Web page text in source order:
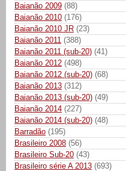
Baianão 2009 (88)
Baianão 2010 (176)
Baianão 2010 JR (23)
Baianão 2011 (388)
Baianão 2011 (sub-20) (41)
Baianão 2012 (498)
Baianão 2012 (sub-20) (68)
Baianão 2013 (312)
Baianão 2013 (sub-20) (49)
Baianão 2014 (227)
Baianão 2014 (sub-20) (48)
Barradão (195)
Brasileiro 2008 (56)
Brasileiro Sub-20 (43)
Brasileiro série A 2013 (693)